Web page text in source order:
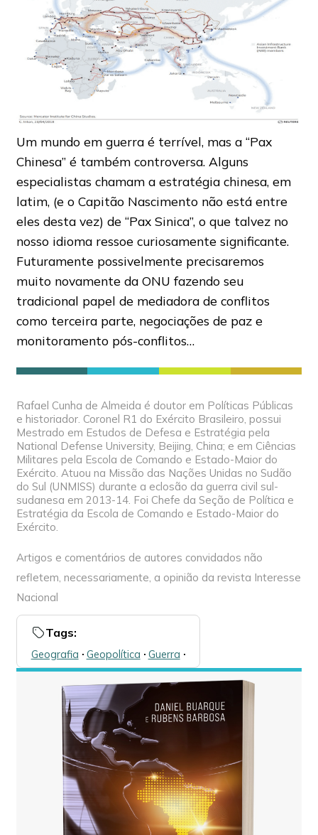
Um mundo em guerra é terrível, mas a “Pax
Chinesa” é também controversa. Alguns
especialistas chamam a estratégia chinesa, em
latim, (e o Capitão Nascimento não está entre
eles desta vez) de “Pax Sinica”, o que talvez no
nosso idioma ressoe curiosamente significante.
Futuramente possivelmente precisaremos
muito novamente da ONU fazendo seu
tradicional papel de mediadora de conflitos
como terceira parte, negociações de paz e
monitoramento pós-conflitos…
Rafael Cunha de Almeida é doutor em Políticas Públicas
e historiador. Coronel R1 do Exército Brasileiro, possui
Mestrado em Estudos de Defesa e Estratégia pela
National Defense University, Beijing, China; e em Ciências
Militares pela Escola de Comando e Estado-Maior do
Exército. Atuou na Missão das Nações Unidas no Sudão
do Sul (UNMISS) durante a eclosão da guerra civil sul-
sudanesa em 2013-14. Foi Chefe da Seção de Política e
Estratégia da Escola de Comando e Estado-Maior do
Exército.
Artigos e comentários de autores convidados não
refletem, necessariamente, a opinião da revista Interesse
Nacional
Tags:
Geografia 🞌 Geopolítica 🞌 Guerra 🞌